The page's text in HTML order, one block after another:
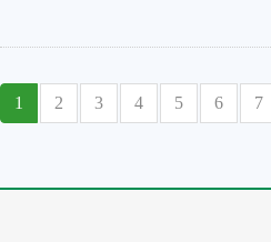
1 2 3 4 5 6 7